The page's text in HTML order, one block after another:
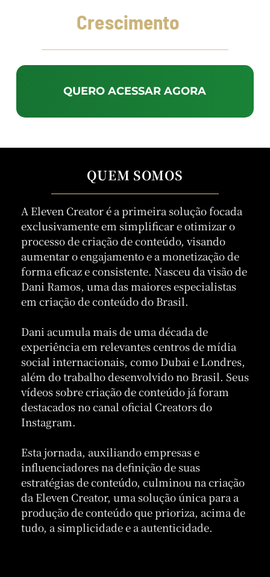
Crescimento
QUERO ACESSAR AGORA
QUEM SOMOS
A Eleven Creator é a primeira solução focada
exclusivamente em simplificar e otimizar o
processo de criação de conteúdo, visando
aumentar o engajamento e a monetização de
forma eficaz e consistente. Nasceu da visão de
Dani Ramos, uma das maiores especialistas
em criação de conteúdo do Brasil.
Dani acumula mais de uma década de
experiência em relevantes centros de mídia
social internacionais, como Dubai e Londres,
além do trabalho desenvolvido no Brasil. Seus
vídeos sobre criação de conteúdo já foram
destacados no canal oficial Creators do
Instagram.
Esta jornada, auxiliando empresas e
influenciadores na definição de suas
estratégias de conteúdo, culminou na criação
da Eleven Creator, uma solução única para a
produção de conteúdo que prioriza, acima de
tudo, a simplicidade e a autenticidade.